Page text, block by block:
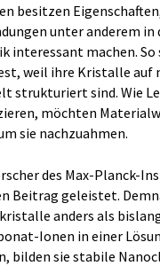
besitzen
unter anderem in
interessant machen. So
weil ihre Kristalle auf
strukturiert sind. Wie
möchten
sie nachzuahmen.
des Max-Planck-
Beitrag geleistet.
anders als
Ionen in einer
bilden sie stabile